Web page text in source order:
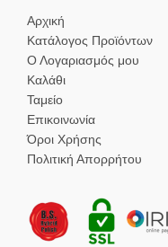
Αρχική
Κατάλογος Προϊόντων
Ο Λογαριασμός μου
Καλάθι
Ταμείο
Επικοινωνία
Όροι Χρήσης
Πολιτική Απορρήτου